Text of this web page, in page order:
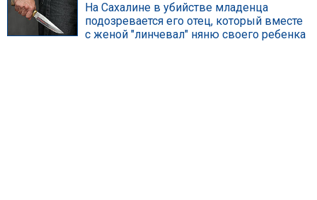
На Сахалине в убийстве младенца
подозревается его отец, который вместе
с женой "линчевал" няню своего ребенка